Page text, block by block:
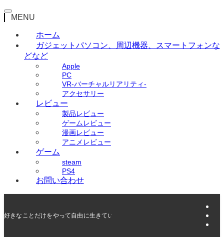
MENU
ホーム
ガジェット パソコン、周辺機器、スマートフォンな
どなど
Apple
PC
VR-バーチャルリアリティ-
アクセサリー
レビュー
製品レビュー
ゲームレビュー
漫画レビュー
アニメレビュー
ゲーム
steam
PS4
お問い合わせ
好きなことだけをやって自由に生きていく